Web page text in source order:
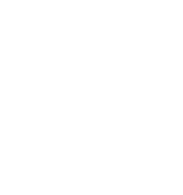
con la
usuarios
y
las